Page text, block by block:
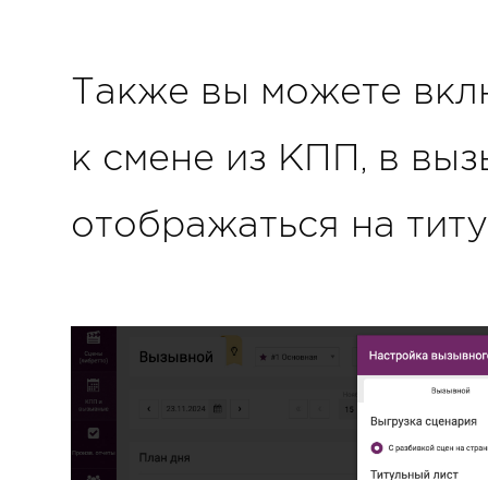
Также вы можете
к смене из КПП, в
отображаться на